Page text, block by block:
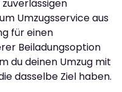
Umzugsservice aus
für einen
Beiladungsoption
du deinen Umzug mit
dasselbe Ziel haben.